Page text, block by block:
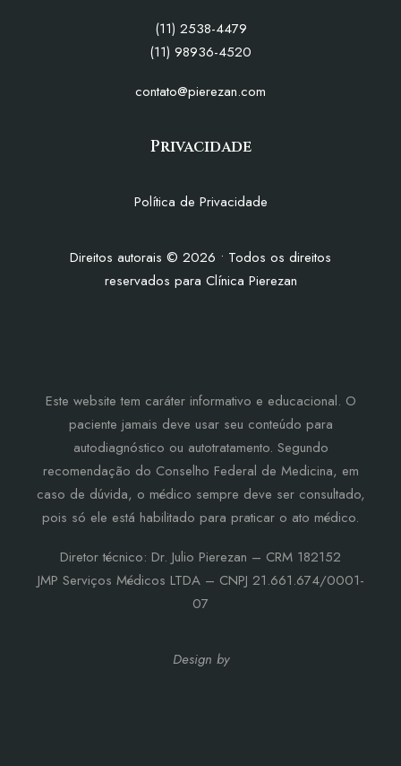
(11) 2538-4479
(11) 98936-4520
contato@pierezan.com
Privacidade
Política de Privacidade
Direitos autorais © 2026 • Todos os direitos
reservados para Clínica Pierezan
Este website tem caráter informativo e educacional. O
paciente jamais deve usar seu conteúdo para
autodiagnóstico ou autotratamento. Segundo
recomendação do Conselho Federal de Medicina, em
caso de dúvida, o médico sempre deve ser consultado,
pois só ele está habilitado para praticar o ato médico.
Diretor técnico: Dr. Julio Pierezan – CRM 182152
JMP Serviços Médicos LTDA – CNPJ 21.661.674/0001-
07
Design by